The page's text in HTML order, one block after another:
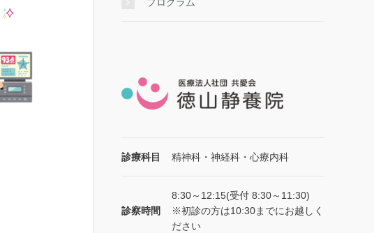
診療科目 精神科・神経科・心療内科
診察時間
8:30～12:15(受付 8:30～11:30)
※初診の方は10:30までにお越しく
ださい